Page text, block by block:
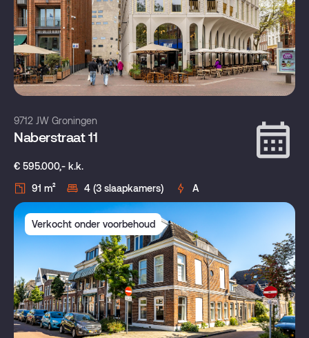
9712 JW Groningen
Naberstraat 11
€ 595.000,- k.k.
91 m²
4 (3 slaapkamers) A
Verkocht onder voorbehoud